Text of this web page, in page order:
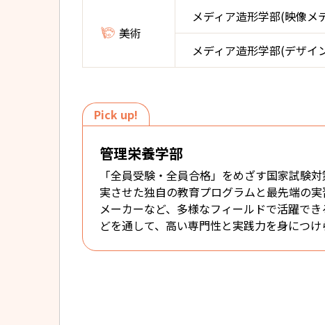
美術
メディア造形学部(映像メ
メディア造形学部(デザイ
Pick up!
管理栄養学部
「全員受験・全員合格」をめざす国家試験
実させた独自の教育プログラムと最先端の
メーカーなど、多様なフィールドで活躍で
どを通して、高い専門性と実践力を身につけ